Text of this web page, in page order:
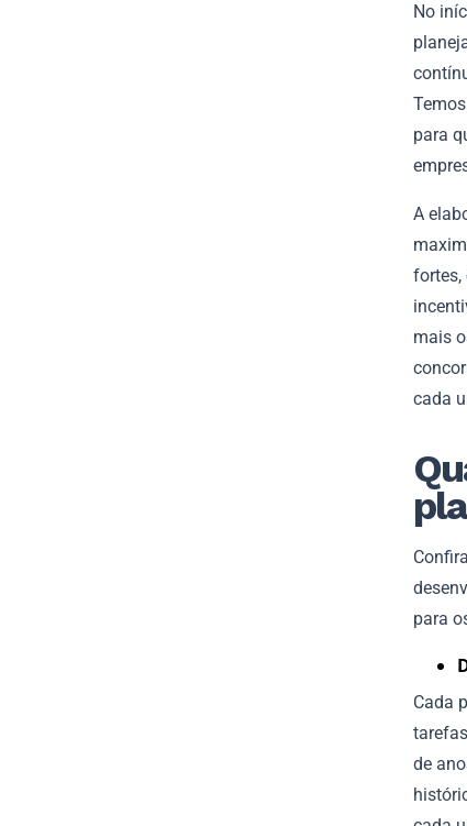
No
para
A
fortes,
mais
cada
para
Cada
de